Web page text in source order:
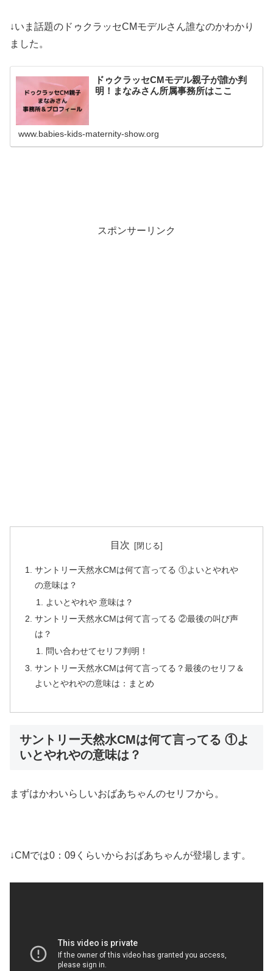
↓いま話題のドゥクラッセCMモデルさん誰なのかわかり
ました。
ドゥクラッセCMモデル親子が誰か判
明！まなみさん所属事務所はここ
www.babies-kids-maternity-show.org
スポンサーリンク
目次
サントリー天然水CMは何て言ってる ①よいとやれや
の意味は？
よいとやれや 意味は？
サントリー天然水CMは何て言ってる ②最後の叫び声
は？
問い合わせてセリフ判明！
サントリー天然水CMは何て言ってる？最後のセリフ＆
よいとやれやの意味は：まとめ
サントリー天然水CMは何て言ってる ①よ
いとやれやの意味は？
まずはかわいらしいおばあちゃんのセリフから。
↓CMでは0：09くらいからおばあちゃんが登場します。